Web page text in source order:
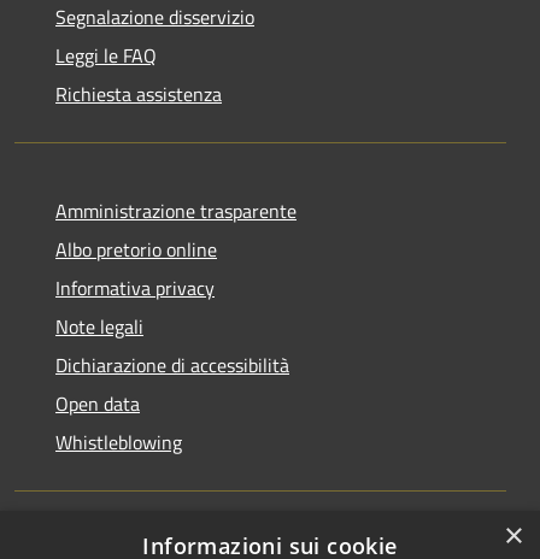
Segnalazione disservizio
Leggi le FAQ
Richiesta assistenza
Amministrazione trasparente
Albo pretorio online
Informativa privacy
Note legali
Dichiarazione di accessibilità
Open data
Whistleblowing
×
Informazioni sui cookie